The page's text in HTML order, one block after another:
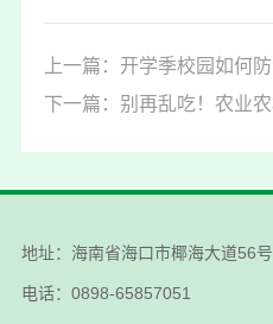
地址：海南省海口市椰海大道56号
电话：0898-65857051